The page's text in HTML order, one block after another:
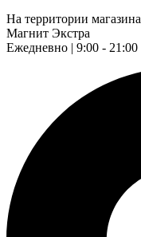
На территории магазина
Магнит Экстра
Ежедневно | 9:00 - 21:00